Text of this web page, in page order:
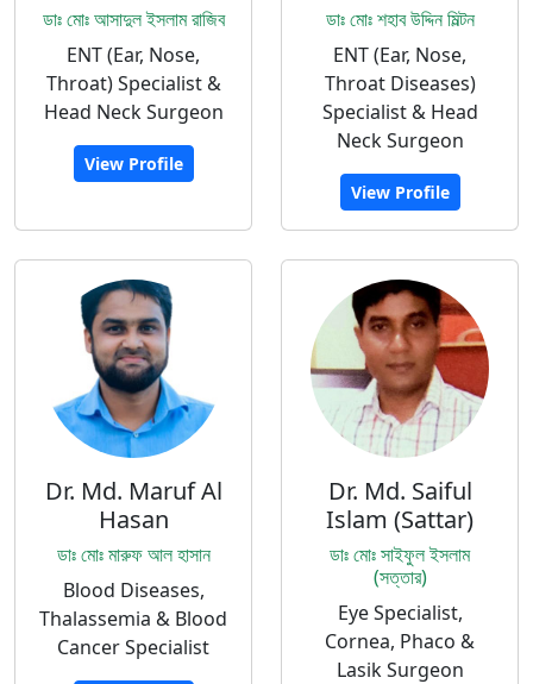
ডাঃ মোঃ আসাদুল ইসলাম রাজিব
ENT (Ear, Nose,
Throat) Specialist &
Head Neck Surgeon
View Profile
ডাঃ মোঃ শহাব উদ্দিন মিল্টন
ENT (Ear, Nose,
Throat Diseases)
Specialist & Head
Neck Surgeon
View Profile
Dr. Md. Maruf Al
Hasan
ডাঃ মোঃ মারুফ আল হাসান
Blood Diseases,
Thalassemia & Blood
Cancer Specialist
Dr. Md. Saiful
Islam (Sattar)
ডাঃ মোঃ সাইফুল ইসলাম
(সত্তার)
Eye Specialist,
Cornea, Phaco &
Lasik Surgeon